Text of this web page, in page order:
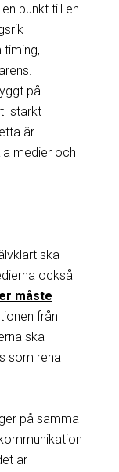
punkt till en
timing,
på
starkt
är
medier och
ska
också
måste
från
ska
som rena
på samma
är